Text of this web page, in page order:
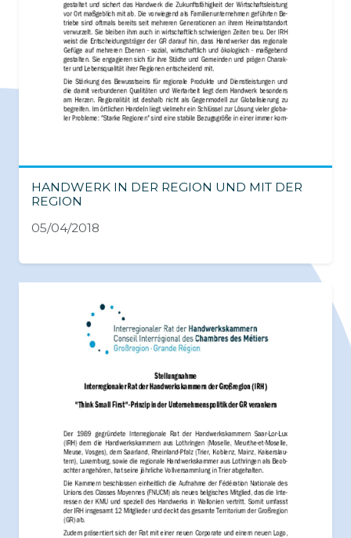
HANDWERK IN DER REGION UND MIT DER
REGION
05/04/2018